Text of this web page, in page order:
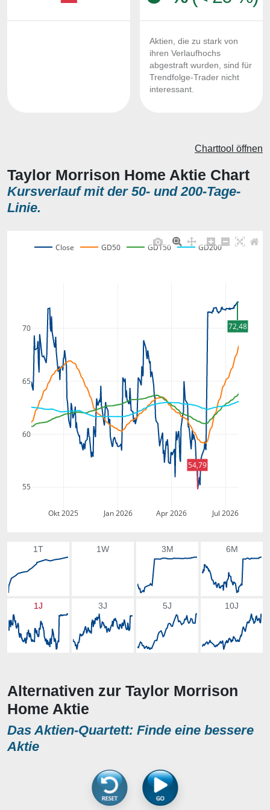
Aktien, die zu stark von
ihren Verlaufhochs
abgestraft wurden, sind für
Trendfolge-Trader nicht
interessant.
Taylor Morrison Home Aktie Chart
Kursverlauf mit der 50- und 200-Tage-
Linie.
Charttool öffnen
Okt 2025 Jan 2026 Apr 2026 Jul 2026
55
60
65
70
Close GD50 GD150 GD200
72,48
54,79
1T 1W 3M 6M
1J 3J 5J 10J
Alternativen zur Taylor Morrison
Home Aktie
Das Aktien-Quartett: Finde eine bessere
Aktie